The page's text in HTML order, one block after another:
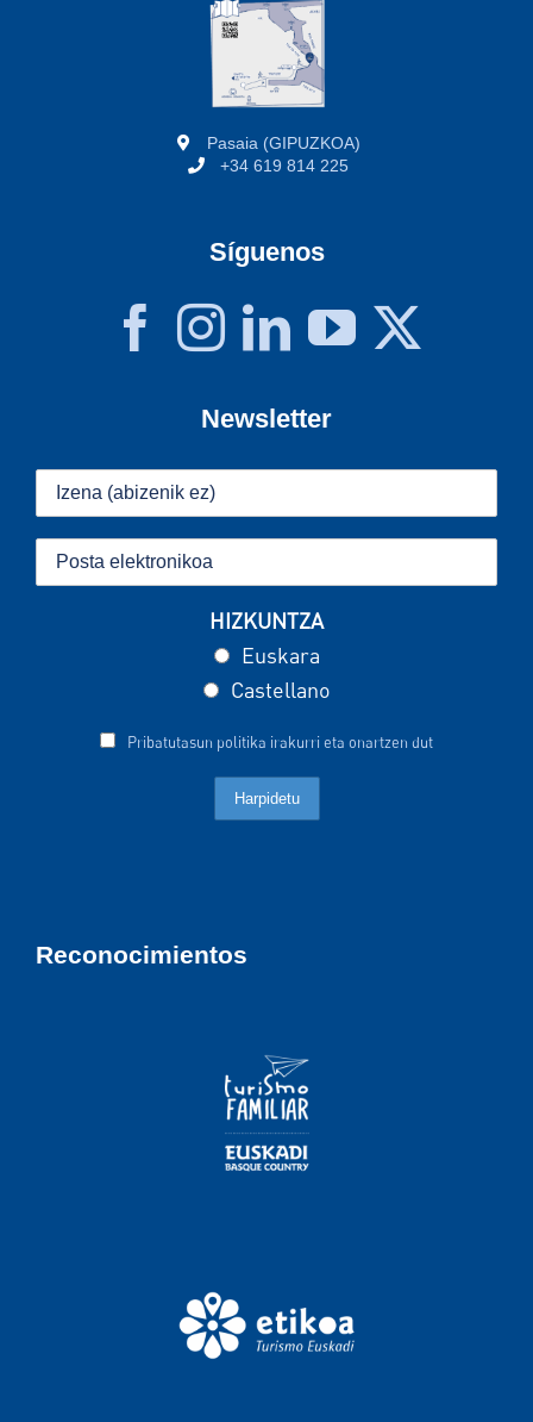
Pasaia (GIPUZKOA)
+34 619 814 225
Síguenos
Newsletter
HIZKUNTZA
Euskara
Castellano
Pribatutasun politika irakurri eta onartzen dut
Reconocimientos